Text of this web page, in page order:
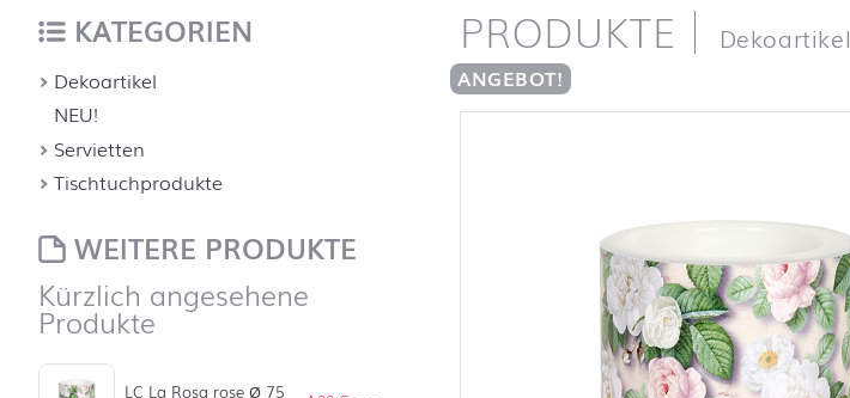
Startseite
PRODUKTE Dekoartikel
ANGEBOT!
KATEGORIEN
Dekoartikel
NEU!
Servietten
Tischtuchprodukte
WEITERE PRODUKTE
Kürzlich angesehene
Produkte
LC La Rosa rose Ø 75
nach oben